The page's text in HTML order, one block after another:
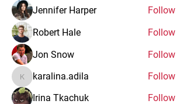
Jennifer Harper
Follow
Robert Hale
Follow
Jon Snow
Follow
karalina.adila
karalina.adila
Follow
Irina Tkachuk
Follow